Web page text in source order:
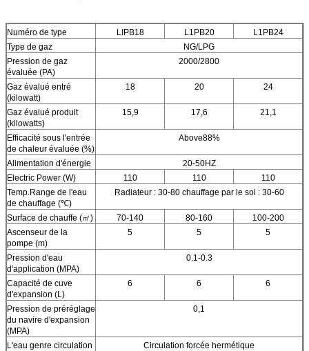
Numéro de type LIPB18 L1PB20
L1PB24
Type de gaz
NG/LPG
Pression de gaz
évaluée (PA)
2000/2800
Gaz évalué entré
(kilowatt)
18 20 24
Gaz évalué produit
(kilowatts)
15,9 17,6 21,1
Efficacité sous l'entrée
de chaleur évaluée (%)
Above88%
Alimentation d'énergie
20-50HZ
Electric Power (W)
110 110
110
Temp.Range de l'eau
de chauffage (℃)
Radiateur : 30-80 chauffage par le sol : 30-60
Surface de chauffe (㎡) 70-140 80-160
100-200
Ascenseur de la
pompe (m)
5 5 5
Pression d'eau
d'application (MPA)
0.1-0.3
Capacité de cuve
d'expansion (L)
6 6 6
Pression de préréglage
du navire d'expansion
(MPA)
0,1
L'eau genre circulation
Circulation forcée hermétique